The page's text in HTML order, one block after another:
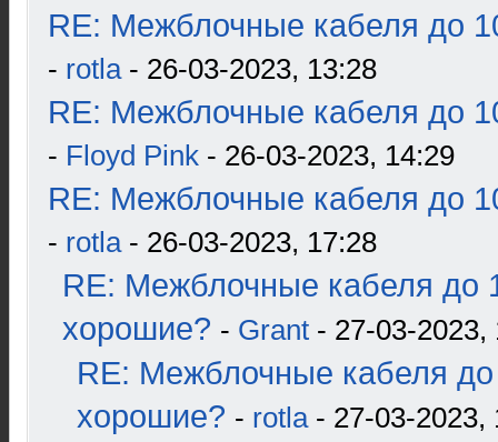
RE: Межблочные кабеля до
- rotla- 26-03-2023, 13:28
RE: Межблочные кабеля до
- Floyd Pink - 26-03-2023, 14:29
RE: Межблочные кабеля до
- rotla- 26-03-2023, 17:28
RE: Межблочные кабеля до
хорошие? - Grant - 27-03-2023,
RE: Межблочные кабеля до
хорошие? - rotla- 27-03-2023,